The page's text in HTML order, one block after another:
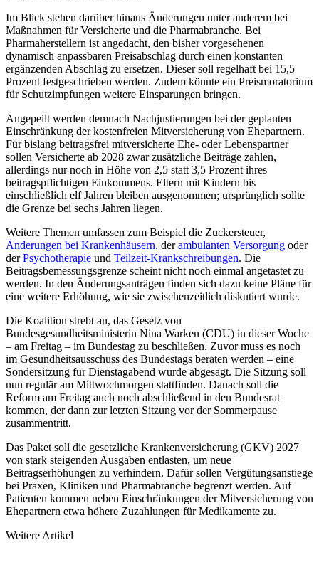
Im Blick stehen darüber hinaus Änderungen unter anderem bei
Maßnahmen für Versicherte und die Pharmabranche. Bei
Pharmaherstellern ist angedacht, den bisher vorgesehenen
dynamisch anpassbaren Preisabschlag durch einen konstanten
ergänzenden Abschlag zu ersetzen. Dieser soll regelhaft bei 15,5
Prozent festgeschrieben werden. Zudem könnte ein Preismoratorium
für Schutzimpfungen weitere Einsparungen bringen.
Angepeilt werden demnach Nachjustierungen bei der geplanten
Einschränkung der kostenfreien Mitversicherung von Ehepartnern.
Für bislang beitragsfrei mitversicherte Ehe- oder Lebenspartner
sollen Versicherte ab 2028 zwar zusätzliche Beiträge zahlen,
allerdings nur noch in Höhe von 2,5 statt 3,5 Prozent ihres
beitragspflichtigen Einkommens. Eltern mit Kindern bis
einschließlich elf Jahren bleiben ausgenommen; ursprünglich sollte
die Grenze bei sechs Jahren liegen.
Weitere Themen umfassen zum Beispiel die Zuckersteuer,
Änderungen bei Krankenhäusern, derambulanten Versorgung oder
derPsychotherapie und Teilzeit-Krankschreibungen. Die
Beitragsbemessungsgrenze scheint nicht noch einmal angetastet zu
werden. In den Änderungsanträgen finden sich dazu keine Pläne für
eine weitere Erhöhung, wie sie zwischenzeitlich diskutiert wurde.
Die Koalition strebt an, das Gesetz von
Bundesgesundheitsministerin Nina Warken (CDU) in dieser Woche
– am Freitag – im Bundestag zu beschließen. Zuvor muss es noch
im Gesundheitsausschuss des Bundestags beraten werden – eine
Sondersitzung für Dienstagabend wurde abgesagt. Die Sitzung soll
nun regulär am Mittwochmorgen stattfinden. Danach soll die
Reform am Freitag auch noch abschließend in den Bundesrat
kommen, der dann zur letzten Sitzung vor der Sommerpause
zusammentritt.
Das Paket soll die gesetzliche Krankenversicherung (GKV) 2027
von stark steigenden Ausgaben entlasten, um neue
Beitragserhöhungen zu verhindern. Dafür sollen Vergütungsanstiege
bei Praxen, Kliniken und Pharmabranche begrenzt werden. Auf
Patienten kommen neben Einschränkungen der Mitversicherung von
Ehepartnern etwa höhere Zuzahlungen für Medikamente zu.
Weitere Artikel